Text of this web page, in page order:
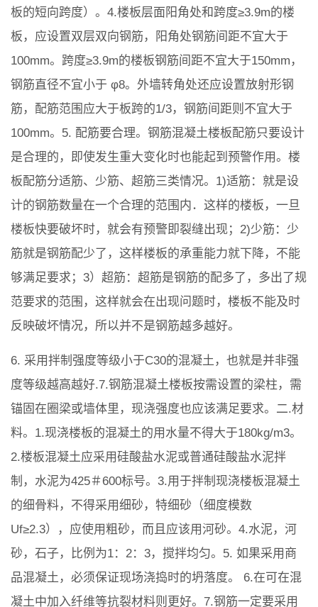
板的短向跨度）。4.楼板层面阳角处和跨度≥3.9m的楼
板，应设置双层双向钢筋，阳角处钢筋间距不宜大于
100mm。跨度≥3.9m的楼板钢筋间距不宜大于150mm，
钢筋直径不宜小于 φ8。外墙转角处还应设置放射形钢
筋，配筋范围应大于板跨的1/3，钢筋间距则不宜大于
100mm。5. 配筋要合理。钢筋混凝土楼板配筋只要设计
是合理的，即使发生重大变化时也能起到预警作用。楼
板配筋分适筋、少筋、超筋三类情况。1)适筋：就是设
计的钢筋数量在一个合理的范围内．这样的楼板，一旦
楼板快要破坏时，就会有预警即裂缝出现；2)少筋：少
筋就是钢筋配少了，这样楼板的承重能力就下降，不能
够满足要求；3）超筋：超筋是钢筋的配多了，多出了规
范要求的范围，这样就会在出现问题时，楼板不能及时
反映破坏情况，所以并不是钢筋越多越好。
6. 采用拌制强度等级小于C30的混凝土，也就是并非强
度等级越高越好.7.钢筋混凝土楼板按需设置的梁柱，需
锚固在圈梁或墙体里，现浇强度也应该满足要求。二.材
料。1.现浇楼板的混凝土的用水量不得大于180kg/m3。
2.楼板混凝土应采用硅酸盐水泥或普通硅酸盐水泥拌
制，水泥为425＃600标号。3.用于拌制现浇楼板混凝土
的细骨料，不得采用细砂，特细砂（细度模数
Uf≥2.3），应使用粗砂，而且应该用河砂。4.水泥，河
砂，石子，比例为1：2：3，搅拌均匀。5. 如果采用商
品混凝土，必须保证现场浇捣时的坍落度。 6.在可在混
凝土中加入纤维等抗裂材料则更好。7.钢筋一定要采用